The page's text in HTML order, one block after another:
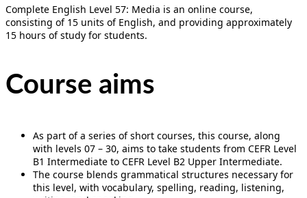
Complete English Level 57: Media is an online course,
consisting of 15 units of English, and providing approximately
15 hours of study for students.
Course aims
As part of a series of short courses, this course, along
with levels 07 – 30, aims to take students from CEFR Level
B1 Intermediate to CEFR Level B2 Upper Intermediate.
The course blends grammatical structures necessary for
this level, with vocabulary, spelling, reading, listening,